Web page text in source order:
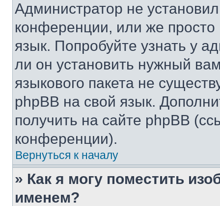
Администратор не
конференции, или же
язык. Попробуйте узнать у
ли он установить нужный
языкового пакета не
phpBB на свой язык.
получить на сайте phpBB
конференции).
Вернуться к началу
» Как я могу поместить
именем?